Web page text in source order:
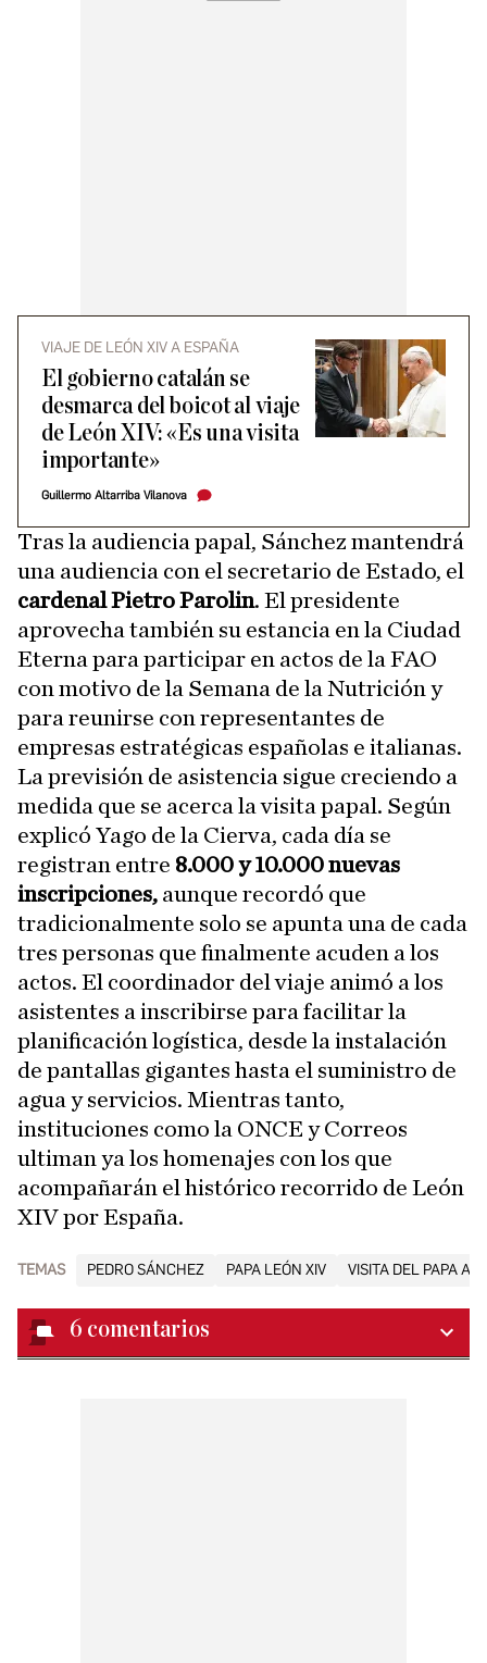
VIAJE DE LEÓN XIV A ESPAÑA
El gobierno catalán se
desmarca del boicot al viaje
de León XIV: «Es una visita
importante»
Guillermo Altarriba Vilanova
Tras la audiencia papal, Sánchez mantendrá
una audiencia con el secretario de Estado, el
cardenal Pietro Parolin. El presidente
aprovecha también su estancia en la Ciudad
Eterna para participar en actos de la FAO
con motivo de la Semana de la Nutrición y
para reunirse con representantes de
empresas estratégicas españolas e italianas.
La previsión de asistencia sigue creciendo a
medida que se acerca la visita papal. Según
explicó Yago de la Cierva, cada día se
registran entre 8.000 y 10.000 nuevas
inscripciones, aunque recordó que
tradicionalmente solo se apunta una de cada
tres personas que finalmente acuden a los
actos. El coordinador del viaje animó a los
asistentes a inscribirse para facilitar la
planificación logística, desde la instalación
de pantallas gigantes hasta el suministro de
agua y servicios. Mientras tanto,
instituciones como la ONCE y Correos
ultiman ya los homenajes con los que
acompañarán el histórico recorrido de León
XIV por España.
TEMAS PEDRO SÁNCHEZ PAPA LEÓN XIV VISITA DEL PAPA A
6 comentarios